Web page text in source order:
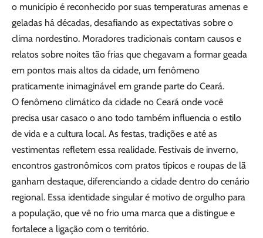
o município é reconhecido por suas temperaturas amenas e
geladas há décadas, desafiando as expectativas sobre o
clima nordestino. Moradores tradicionais contam causos e
relatos sobre noites tão frias que chegavam a formar geada
em pontos mais altos da cidade, um fenômeno
praticamente inimaginável em grande parte do Ceará.
O fenômeno climático da cidade no Ceará onde você
precisa usar casaco o ano todo também influencia o estilo
de vida e a cultura local. As festas, tradições e até as
vestimentas refletem essa realidade. Festivais de inverno,
encontros gastronômicos com pratos típicos e roupas de lã
ganham destaque, diferenciando a cidade dentro do cenário
regional. Essa identidade singular é motivo de orgulho para
a população, que vê no frio uma marca que a distingue e
fortalece a ligação com o território.